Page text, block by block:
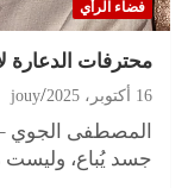
فضاء الرأي
محترفات الدعارة
16 أكتوبر، 2025 jouy
المصطفى الجوي
جسد يُباع،